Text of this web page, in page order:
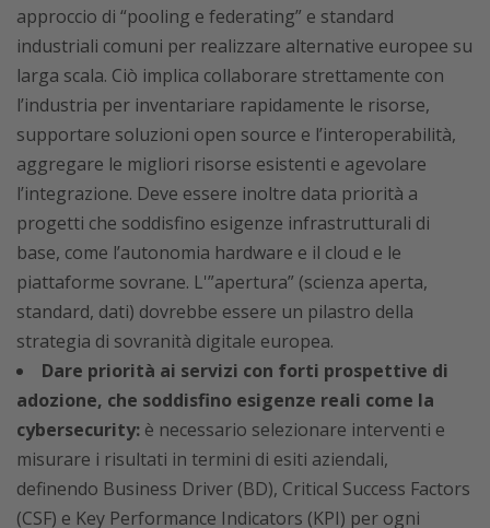
approccio di “pooling e federating” e standard
industriali comuni per realizzare alternative europee su
larga scala. Ciò implica collaborare strettamente con
l’industria per inventariare rapidamente le risorse,
supportare soluzioni open source e l’interoperabilità,
aggregare le migliori risorse esistenti e agevolare
l’integrazione. Deve essere inoltre data priorità a
progetti che soddisfino esigenze infrastrutturali di
base, come l’autonomia hardware e il cloud e le
piattaforme sovrane. L'”apertura” (scienza aperta,
standard, dati) dovrebbe essere un pilastro della
strategia di sovranità digitale europea.
Dare priorità ai servizi con forti prospettive di
adozione, che soddisfino esigenze reali come la
cybersecurity: è necessario selezionare interventi e
misurare i risultati in termini di esiti aziendali,
definendo Business Driver (BD), Critical Success Factors
(CSF) e Key Performance Indicators (KPI) per ogni